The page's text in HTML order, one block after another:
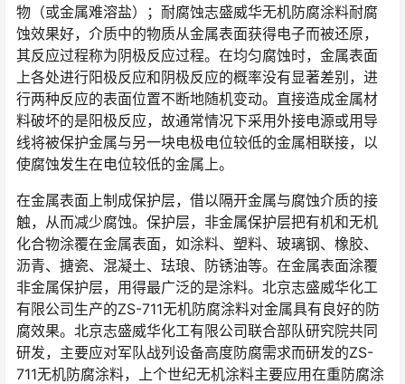
物（或金属难溶盐）；耐腐蚀志盛威华无机防腐涂料耐腐
蚀效果好，介质中的物质从金属表面获得电子而被还原，
其反应过程称为阴极反应过程。在均匀腐蚀时，金属表面
上各处进行阳极反应和阴极反应的概率没有显著差别，进
行两种反应的表面位置不断地随机变动。直接造成金属材
料破坏的是阳极反应，故通常情况下采用外接电源或用导
线将被保护金属与另一块电极电位较低的金属相联接，以
使腐蚀发生在电位较低的金属上。
在金属表面上制成保护层，借以隔开金属与腐蚀介质的接
触，从而减少腐蚀。保护层，非金属保护层把有机和无机
化合物涂覆在金属表面，如涂料、塑料、玻璃钢、橡胶、
沥青、搪瓷、混凝土、珐琅、防锈油等。在金属表面涂覆
非金属保护层，用得最广泛的是涂料。北京志盛威华化工
有限公司生产的ZS-711无机防腐涂料对金属具有良好的防
腐效果。北京志盛威华化工有限公司联合部队研究院共同
研发，主要应对军队战列设备高度防腐需求而研发的ZS-
711无机防腐涂料，上个世纪无机涂料主要应用在重防腐涂